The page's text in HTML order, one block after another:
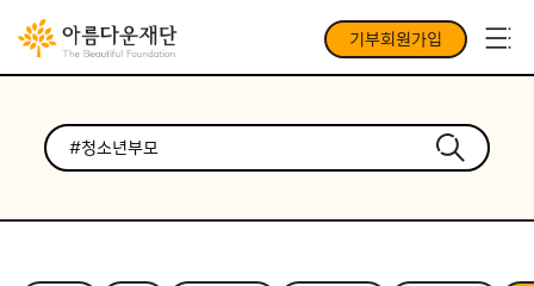
기부회원가입